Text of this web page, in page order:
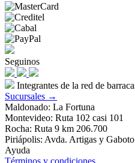
Seguinos
Integrantes de la red de
Sucursales →
Maldonado: La Fortuna
Montevideo: Ruta 102 casi 101
Rocha: Ruta 9 km 206.700
Piriápolis: Avda. Artigas y Gaboto
Ayuda
Términos y condiciones